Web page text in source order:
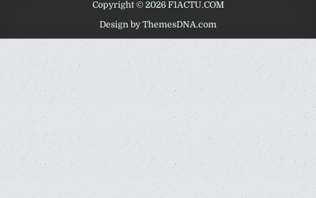
Copyright © 2026 F1ACTU.COM
Design by ThemesDNA.com